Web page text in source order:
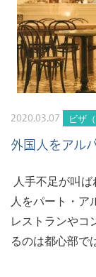
2020.03.07 ビザ
外国人をアル
人手不足が叫
人をパート・ア
レストランやコ
るのは都心部で